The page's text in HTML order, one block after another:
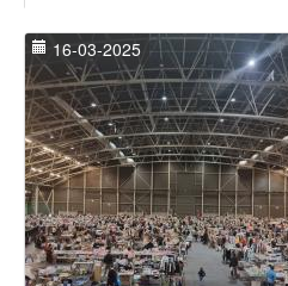
16-03-2025